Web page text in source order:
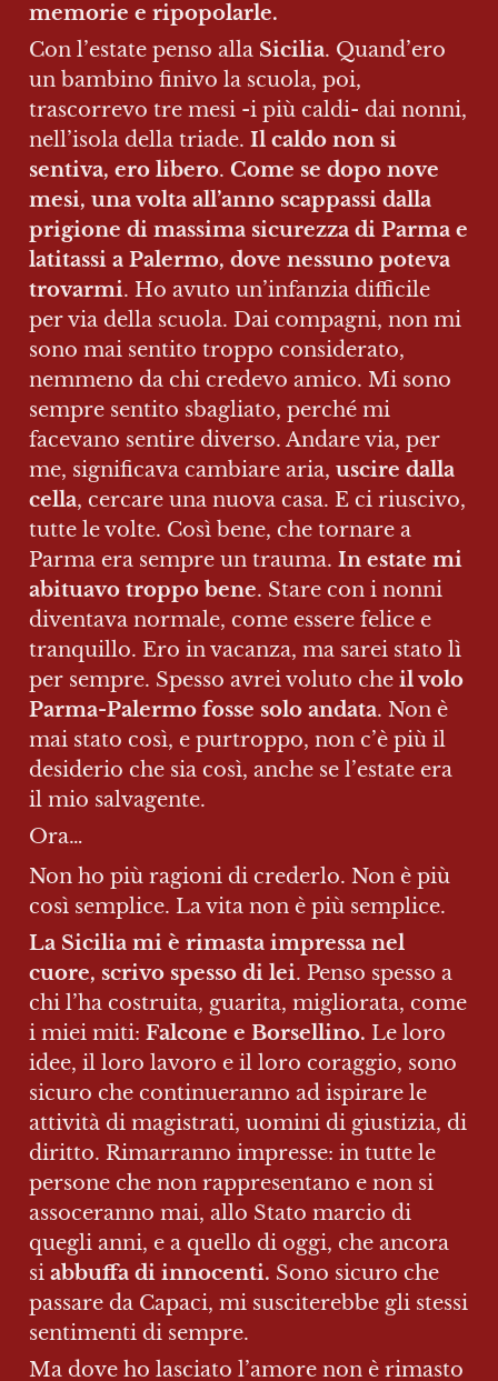
memorie e ripopolarle.
Con l’estate penso alla Sicilia. Quand’ero
un bambino finivo la scuola, poi,
trascorrevo tre mesi -i più caldi- dai nonni,
nell’isola della triade. Il caldo non si
sentiva, ero libero. Come se dopo nove
mesi, una volta all’anno scappassi dalla
prigione di massima sicurezza di Parma e
latitassi a Palermo, dove nessuno poteva
trovarmi. Ho avuto un’infanzia difficile
per via della scuola. Dai compagni, non mi
sono mai sentito troppo considerato,
nemmeno da chi credevo amico. Mi sono
sempre sentito sbagliato, perché mi
facevano sentire diverso. Andare via, per
me, significava cambiare aria, uscire dalla
cella, cercare una nuova casa. E ci riuscivo,
tutte le volte. Così bene, che tornare a
Parma era sempre un trauma. In estate mi
abituavo troppo bene. Stare con i nonni
diventava normale, come essere felice e
tranquillo. Ero in vacanza, ma sarei stato lì
per sempre. Spesso avrei voluto che il volo
Parma-Palermo fosse solo andata. Non è
mai stato così, e purtroppo, non c’è più il
desiderio che sia così, anche se l’estate era
il mio salvagente.
Ora…
Non ho più ragioni di crederlo. Non è più
così semplice. La vita non è più semplice.
La Sicilia mi è rimasta impressa nel
cuore, scrivo spesso di lei. Penso spesso a
chi l’ha costruita, guarita, migliorata, come
i miei miti: Falcone e Borsellino. Le loro
idee, il loro lavoro e il loro coraggio, sono
sicuro che continueranno ad ispirare le
attività di magistrati, uomini di giustizia, di
diritto. Rimarranno impresse: in tutte le
persone che non rappresentano e non si
assoceranno mai, allo Stato marcio di
quegli anni, e a quello di oggi, che ancora
si abbuffa di innocenti. Sono sicuro che
passare da Capaci, mi susciterebbe gli stessi
sentimenti di sempre.
Ma dove ho lasciato l’amore non è rimasto